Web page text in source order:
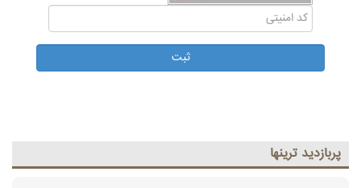
پربازديد ترينها